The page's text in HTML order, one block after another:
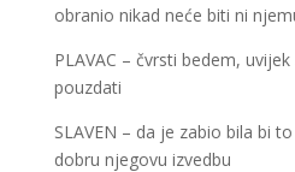
obranio nikad neće biti ni
PLAVAC – čvrsti bedem,
pouzdati
SLAVEN – da je zabio bila bi
dobru njegovu izvedbu